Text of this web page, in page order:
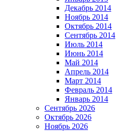
Декабрь 2014
Ноябрь 2014
Октябрь 2014
Сентябрь 2014
Июль 2014
Июнь 2014
Май 2014
Апрель 2014
Март 2014
Февраль 2014
Январь 2014
Сентябрь 2026
Октябрь 2026
Ноябрь 2026